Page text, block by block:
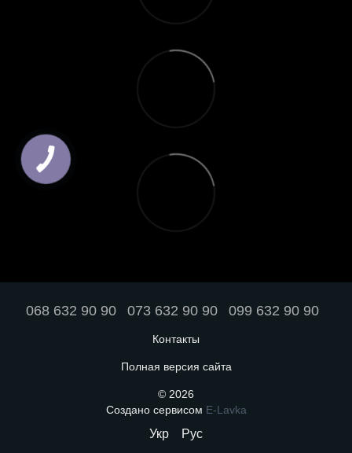
068 632 90 90 073 632 90 90 099 632 90 90
Контакты
Полная версия сайта
© 2026
Создано сервисом E-Lavka
Укр Рус